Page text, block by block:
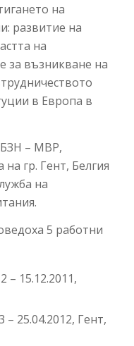
на
развитие на
на
за възникване на
в Европа в
– МВР,
гр. Гент, Белгия
на
5 работни
– 15.12.2011,
25.04.2012, Гент,